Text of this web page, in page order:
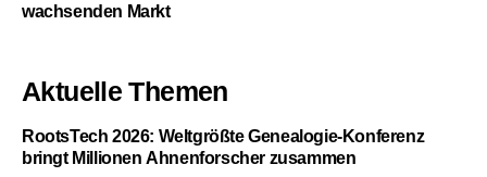
wachsenden Markt
Aktuelle Themen
RootsTech 2026: Weltgrößte Genealogie-Konferenz
bringt Millionen Ahnenforscher zusammen